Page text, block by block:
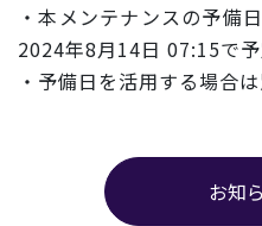
・本メンテナンスの予備
2024年8月14日 07:15で
・予備日を活用する場合
お知